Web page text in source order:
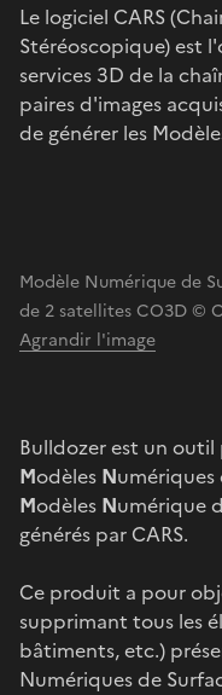
Le logiciel CARS
Stéréoscopique) est
services 3D de la
paires d'images
de générer les
Modèle Numérique de
de 2 satellites CO3D ©
Agrandir l'image
Bulldozer est un
Modèles Numériques
Modèles Numérique
générés par CARS.
Ce produit a pour
supprimant tous les
bâtiments, etc.)
Numériques de